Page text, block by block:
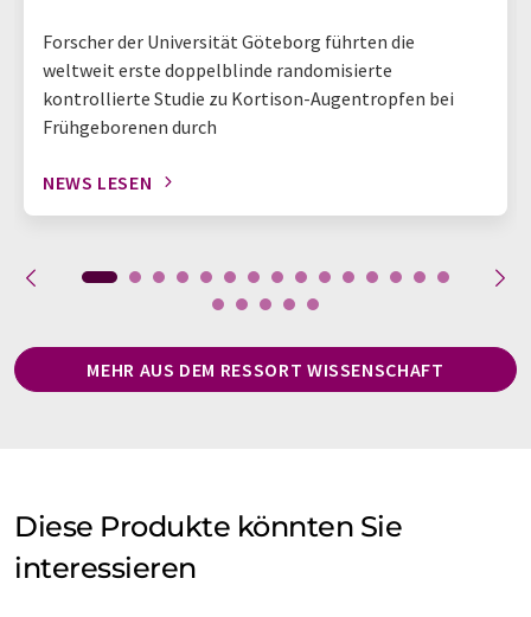
Forscher der Universität Göteborg führten die
weltweit erste doppelblinde randomisierte
kontrollierte Studie zu Kortison-Augentropfen bei
Frühgeborenen durch
NEWS LESEN
MEHR AUS DEM RESSORT WISSENSCHAFT
Diese Produkte könnten Sie
interessieren